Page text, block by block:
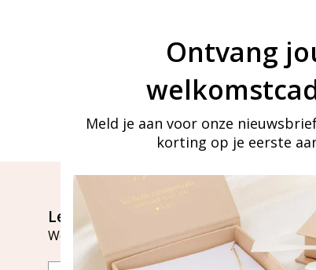
Let's stay in touch
Word lid van onze mailinglijst
Ontvang
Meld je aan voor onze
korting op je eerste